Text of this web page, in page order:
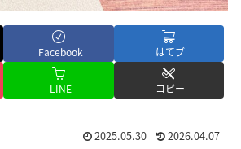
Facebook はてブ
LINE コピー
2025.05.30 2026.04.07